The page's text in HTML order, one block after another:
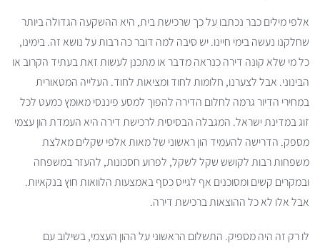
אלפי מילים כבר נכתבו על כך שרכישת בית, היא ההשקעה הגדולה ביותר
שחלקנו נעשה בימי חיינו. יש סיבה למה דובר כה רבות על נושא זה. בימינו,
כל מי שלא קונה דירה כנראה מדבר או מתכנן לעשות זאת בעתיד הקרוב או
הבינוני. אבל לצערנו, חלומות לחוד ומציאות לחוד. העלייה המטאורית
במחירי הדיור גרמה לחלום הדירה להפוך למסע פיננסי מאומץ כמעט לכל
זוג במדינת ישראל. המגבלה הבסיסית לרכישת דירה היא העמדת הון עצמי
מספק. הדרישה להעמיד הון ראשוני של מאות אלפי שקלים מאלצת
משפחות רבות לקושש שקל לשקל, לפרוע חסכונות, להעזר במשפחה
ובמקרים קשים ומסוכנים אף לגייס כסף באמצעות הלוואות חוץ בנקאיות.
אבל אלו לא כל ההוצאות ברכישת דירה.
לו רק זה היה מספיק. התשלום הראשוני על ההון העצמי, בשילוב עם